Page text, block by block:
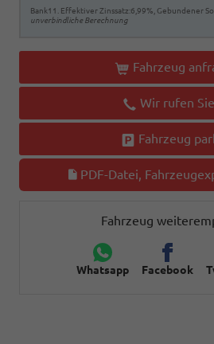
Bank11. Effektiver Zinssatz:6,99%, Gebundener
unverbindliche Berechnung
Fahrzeug
Wir rufen
Fahrzeug
PDF-Datei,
Fahrzeug
Whatsapp Facebook